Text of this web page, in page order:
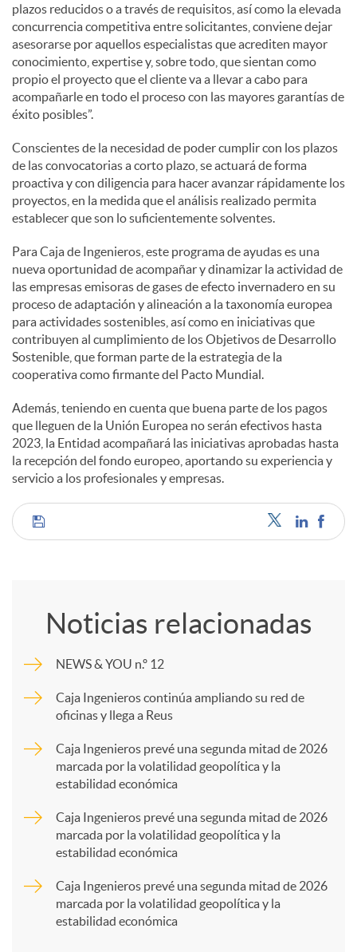
plazos reducidos o a través de requisitos, así como la elevada
concurrencia competitiva entre solicitantes, conviene dejar
asesorarse por aquellos especialistas que acrediten mayor
conocimiento, expertise y, sobre todo, que sientan como
propio el proyecto que el cliente va a llevar a cabo para
acompañarle en todo el proceso con las mayores garantías de
éxito posibles”.
Conscientes de la necesidad de poder cumplir con los plazos
de las convocatorias a corto plazo, se actuará de forma
proactiva y con diligencia para hacer avanzar rápidamente los
proyectos, en la medida que el análisis realizado permita
establecer que son lo suficientemente solventes.
Para Caja de Ingenieros, este programa de ayudas es una
nueva oportunidad de acompañar y dinamizar la actividad de
las empresas emisoras de gases de efecto invernadero en su
proceso de adaptación y alineación a la taxonomía europea
para actividades sostenibles, así como en iniciativas que
contribuyen al cumplimiento de los Objetivos de Desarrollo
Sostenible, que forman parte de la estrategia de la
cooperativa como firmante del Pacto Mundial.
Además, teniendo en cuenta que buena parte de los pagos
que lleguen de la Unión Europea no serán efectivos hasta
2023, la Entidad acompañará las iniciativas aprobadas hasta
la recepción del fondo europeo, aportando su experiencia y
servicio a los profesionales y empresas.
C
p
a
Noticias relacionadas
NEWS & YOU n.º 12
Caja Ingenieros continúa ampliando su red de
oficinas y llega a Reus
Caja Ingenieros prevé una segunda mitad de 2026
marcada por la volatilidad geopolítica y la
estabilidad económica
Caja Ingenieros prevé una segunda mitad de 2026
marcada por la volatilidad geopolítica y la
estabilidad económica
Caja Ingenieros prevé una segunda mitad de 2026
marcada por la volatilidad geopolítica y la
estabilidad económica